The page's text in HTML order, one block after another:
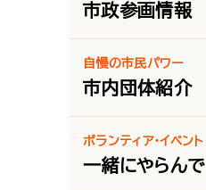
市政参画情報
自慢の市民パワー
市内団体紹介
ボランティア・イベント
一緒にやらんで